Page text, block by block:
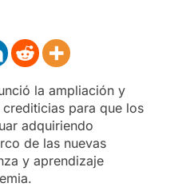
la ampliación y
para que los
adquiriendo
de las nuevas
y aprendizaje